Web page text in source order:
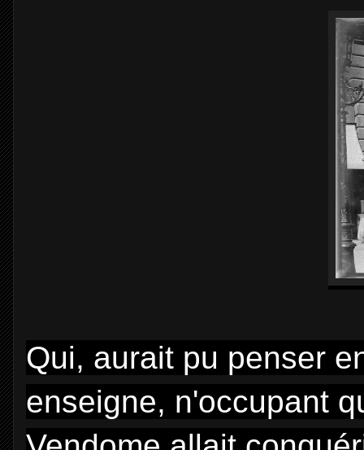
Qui, aurait pu penser
enseigne, n'occupant